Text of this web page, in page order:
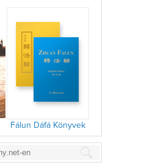
Fálun Dáfá Könyvek